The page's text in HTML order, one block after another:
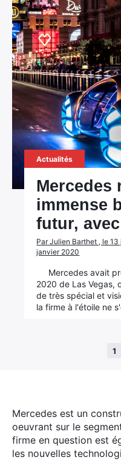
Mercedes est un
oeuvrant sur le
firme en question est
les nouvelles
Actualités
Mercedes
immense
futur,
Par Julien Barthet , le
janvier 2020
Mercedes avait
2020 de Las Vegas,
de très spécial et
la firme à l'étoile ne
1